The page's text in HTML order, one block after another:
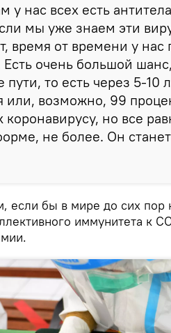
у нас всех есть
мы уже знаем эти
время от времени у нас
очень большой
пути, то есть через 5-10
или, возможно, 99
коронавирусу, но все
не более. Он
если бы в мире до сих пор
иммунитета к